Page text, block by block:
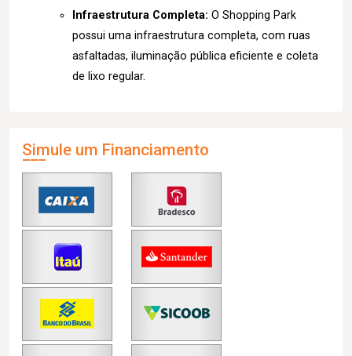
Infraestrutura Completa: O Shopping Park
possui uma infraestrutura completa, com ruas
asfaltadas, iluminação pública eficiente e coleta
de lixo regular.
Simule um Financiamento